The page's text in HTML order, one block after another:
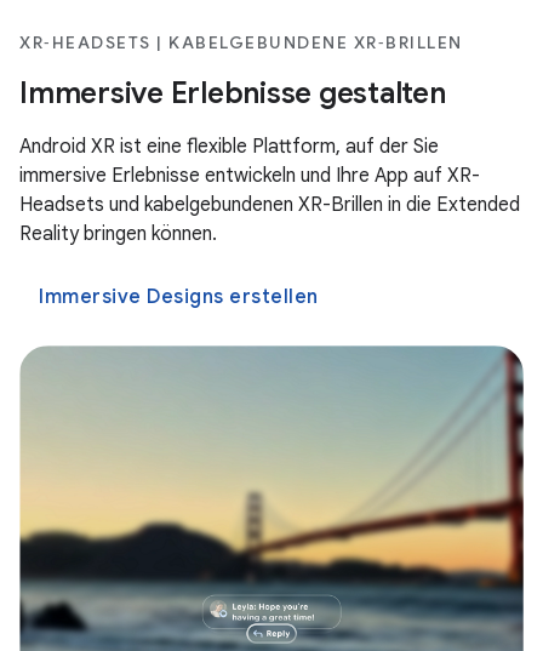
XR‑HEADSETS | KABELGEBUNDENE XR‑BRILLEN
Immersive Erlebnisse gestalten
Android XR ist eine flexible Plattform, auf der Sie
immersive Erlebnisse entwickeln und Ihre App auf XR-
Headsets und kabelgebundenen XR-Brillen in die Extended
Reality bringen können.
Immersive Designs erstellen